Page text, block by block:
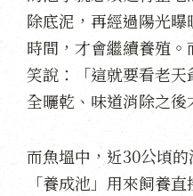
除底泥，再經過陽光
時間，才會繼續養殖
笑說：「這就要看老
全曬乾、味道消除之後
而魚塭中，近30公頃的
「養成池」用來飼養